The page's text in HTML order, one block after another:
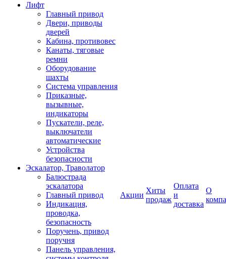
Лифт
Главный привод
Двери, приводы
дверей
Кабина, противовес
Канаты, тяговые
ремни
Оборудование
шахты
Система управления
Приказные,
вызывные,
индикаторы
Пускатели, реле,
выключатели
автоматические
Устройства
безопасности
Эскалатор, Траволатор
Балюстрада
эскалатора
Главный привод
Индикация,
проводка,
безопасность
Поручень, привод
поручня
Панель управления,
Акции
Хиты
продаж
Оплата
и
доставка
О